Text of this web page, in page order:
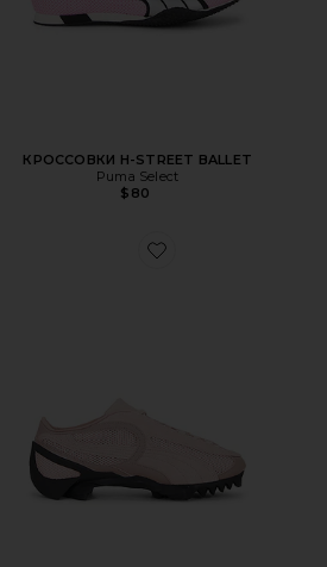
КРОССОВКИ H-STREET BALLET
Puma Select
$80
Favorite КРОССОВКИ